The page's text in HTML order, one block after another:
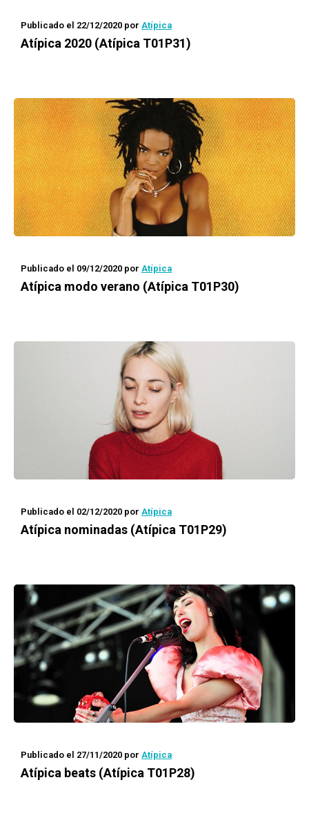
Publicado el 22/12/2020 por Atípica
Atípica 2020 (Atípica T01P31)
Publicado el 09/12/2020 por Atípica
Atípica modo verano (Atípica T01P30)
Publicado el 02/12/2020 por Atípica
Atípica nominadas (Atípica T01P29)
Publicado el 27/11/2020 por Atípica
Atípica beats (Atípica T01P28)